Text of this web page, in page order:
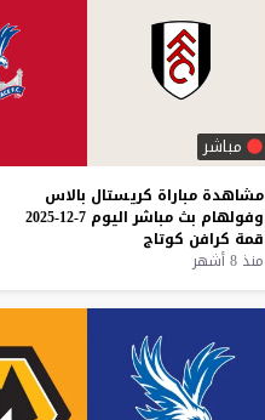
مباشر
مشاهدة مباراة كريستال بالاس
وفولهام بث مباشر اليوم 7-12-2025
قمة كرافن كوتاج
منذ 8 أشهر